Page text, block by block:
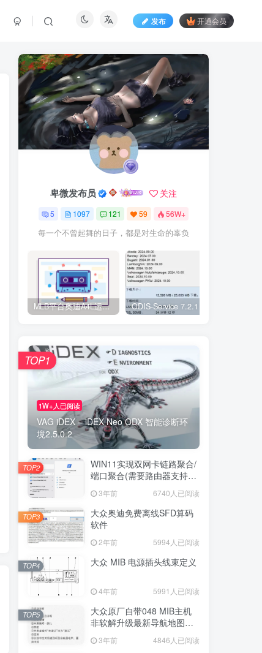
发布 开通会员
大众 MIB 电源插头线束定义
卑微发布员 关注
5 1097 121 59 56W+
每一个不曾起舞的日子，都是对生命的辜负
MLB平台奥迪A4L运动布局 仪表 中控屏幕S4开界面
1W+人已阅读
VAG iDEX – iDEX Neo ODX 智能诊断环
境2.5.0.2
TOP1
WIN11实现双网卡链路聚合/
端口聚合(需要路由器支持聚
3年前 6740人已阅读
TOP2
大众奥迪免费离线SFD算码
软件
2年前 5994人已阅读
TOP3
大众 MIB 电源插头线束定义
4年前 5991人已阅读
TOP4
大众原厂自带048 MIB主机
非软解升级最新导航地图教
3年前 4846人已阅读
TOP5